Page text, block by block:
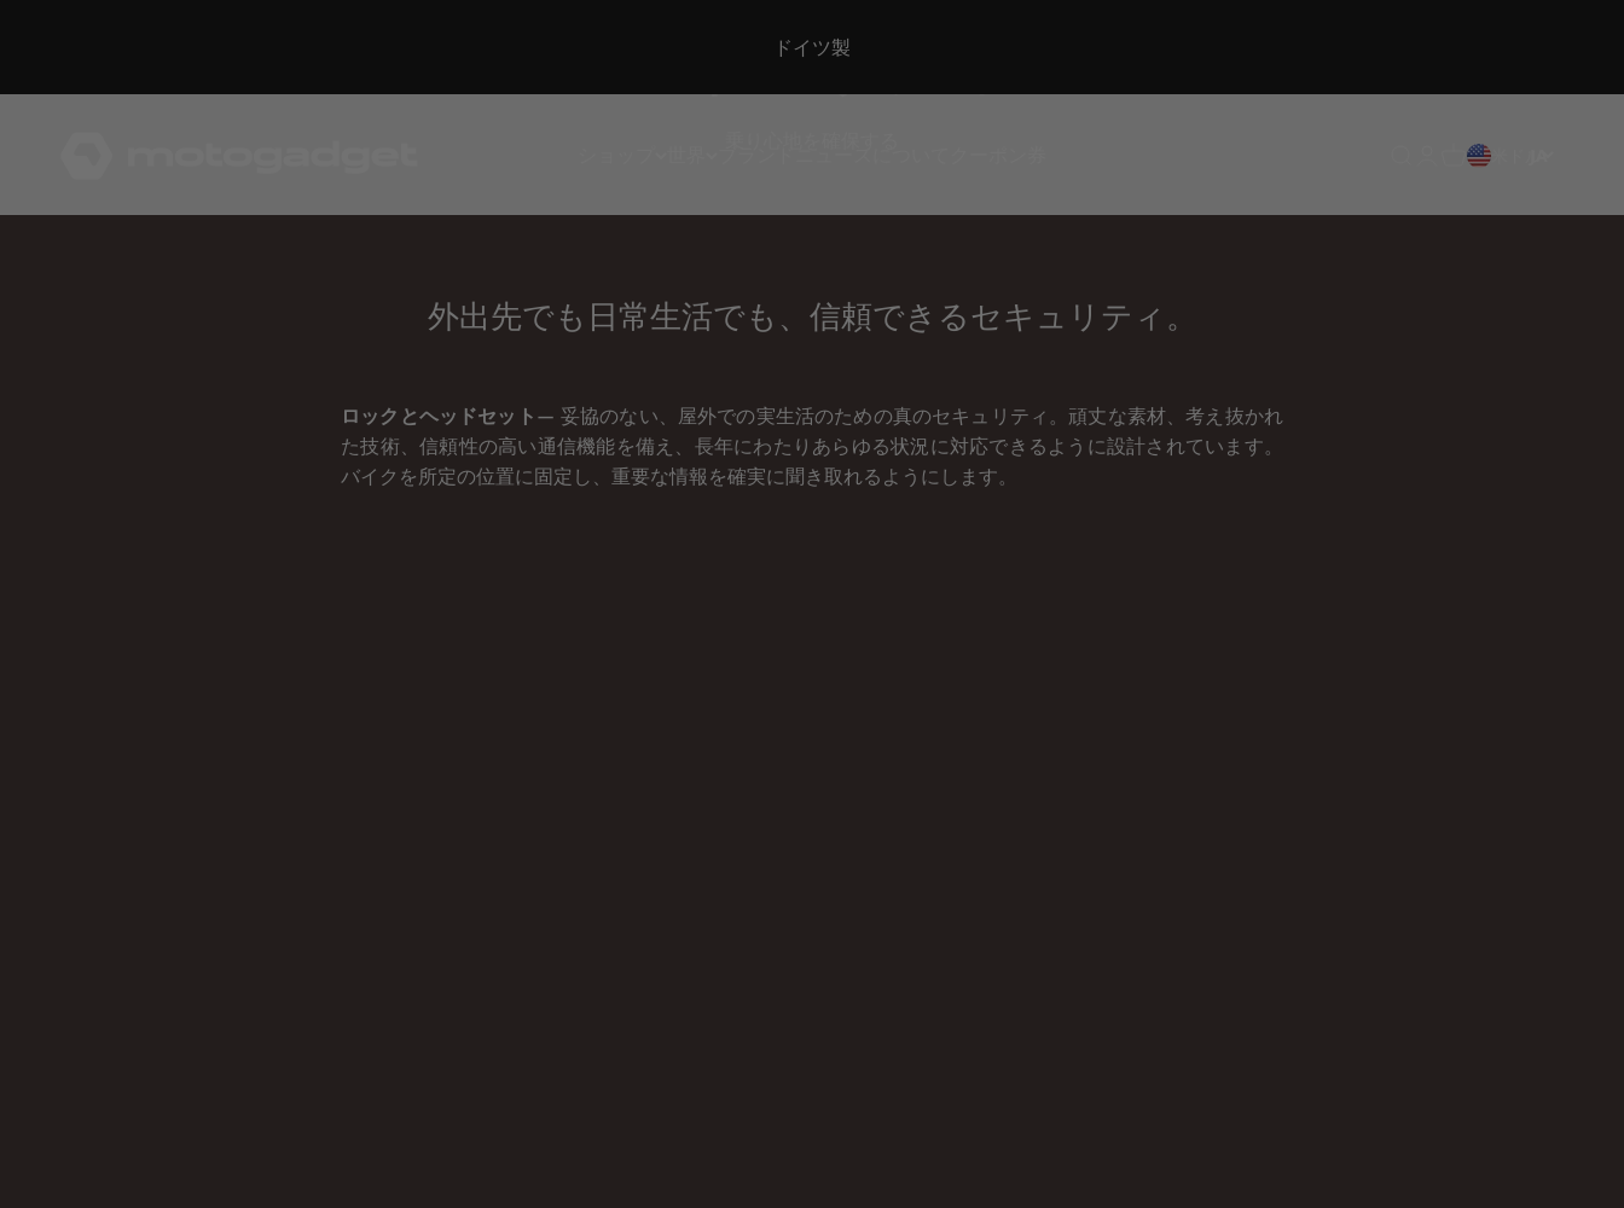
ドイツ製
翻訳がありません:
翻訳がありません:
翻訳がありません:
セキュリティ
外出先でも日常生活でも、信頼できるセキュリティ。
ロックとヘッドセット– 妥協のない、屋外での実生活のための真のセキュリティ。頑丈な素材、考え抜かれ
た技術、信頼性の高い通信機能を備え、長年にわたりあらゆる状況に対応できるように設計されています。
バイクを所定の位置に固定し、重要な情報を確実に聞き取れるようにします。